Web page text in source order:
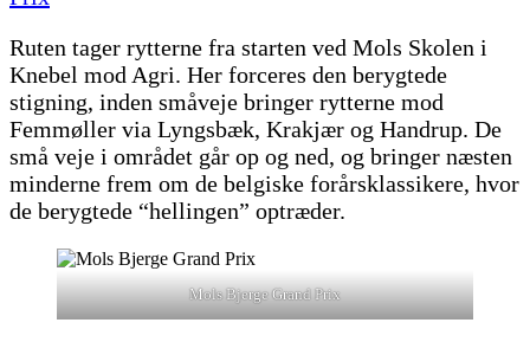
Ruten tager rytterne fra starten ved Mols Skolen i
Knebel mod Agri. Her forceres den berygtede
stigning, inden småveje bringer rytterne mod
Femmøller via Lyngsbæk, Krakjær og Handrup. De
små veje i området går op og ned, og bringer næsten
minderne frem om de belgiske forårsklassikere, hvor
de berygtede “hellingen” optræder.
Mols Bjerge Grand Prix